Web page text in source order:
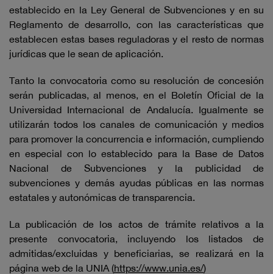
establecido en la Ley General de Subvenciones y en su
Reglamento de desarrollo, con las características que
establecen estas bases reguladoras y el resto de normas
jurídicas que le sean de aplicación.
Tanto la convocatoria como su resolución de concesión
serán publicadas, al menos, en el Boletín Oficial de la
Universidad Internacional de Andalucía. Igualmente se
utilizarán todos los canales de comunicación y medios
para promover la concurrencia e información, cumpliendo
en especial con lo establecido para la Base de Datos
Nacional de Subvenciones y la publicidad de
subvenciones y demás ayudas públicas en las normas
estatales y autonómicas de transparencia.
La publicación de los actos de trámite relativos a la
presente convocatoria, incluyendo los listados de
admitidas/excluidas y beneficiarias, se realizará en la
página web de la UNIA (https://www.unia.es/)